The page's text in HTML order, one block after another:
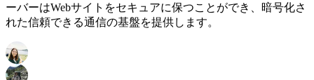
ーバーはWebサイトをセキュアに保つことができ、暗号化さ
れた信頼できる通信の基盤を提供します。